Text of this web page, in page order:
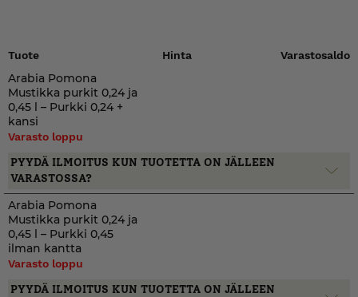
Tuote Hinta Varastosaldo
Arabia Pomona
Mustikka purkit 0,24 ja
0,45 l – Purkki 0,24 +
kansi
Varasto loppu
PYYDÄ ILMOITUS KUN TUOTETTA ON JÄLLEEN
VARASTOSSA?
Arabia Pomona
Mustikka purkit 0,24 ja
0,45 l – Purkki 0,45
ilman kantta
Varasto loppu
PYYDÄ ILMOITUS KUN TUOTETTA ON JÄLLEEN